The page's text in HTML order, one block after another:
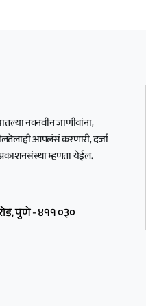
नवनवीन जाणीवांना,
आपलंसं करणारी, दर्जा
म्हणता येईल.
पुणे - ४११ ०३०